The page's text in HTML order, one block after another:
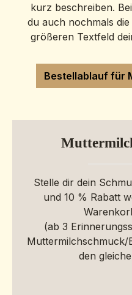
kurz beschreiben.
du auch nochmals
größeren Textfeld
Bestellablauf für
Stelle dir dein
und 10 % Rabatt
(ab 3
Muttermilchschmuck/
den